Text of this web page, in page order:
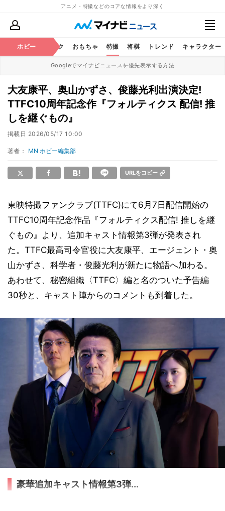
アニメ・特撮などのコアな情報をより深く
ホビー
鉄道 コミック おもちゃ 特撮 将棋 トレンド キャラクター
Googleでマイナビニュースを優先表示する方法
大友康平、奥山かずさ、俊藤光利出演決定!
TTFC10周年記念作『フォルティクス 配信! 推
しを継ぐもの』
掲載日 2026/05/17 10:00
著者： MN ホビー編集部
URLをコピー
東映特撮ファンクラブ(TTFC)にて6月7日配信開始の
TTFC10周年記念作品『フォルティクス配信! 推しを継
ぐもの』より、追加キャスト情報第3弾が発表され
た。TTFC最高司令官役に大友康平、エージェント・奥
山かずさ、科学者・俊藤光利が新たに物語へ加わる。
あわせて、秘密組織〈TTFC〉編と名のついた予告編
30秒と、キャスト陣からのコメントも到着した。
豪華追加キャスト情報第3弾...